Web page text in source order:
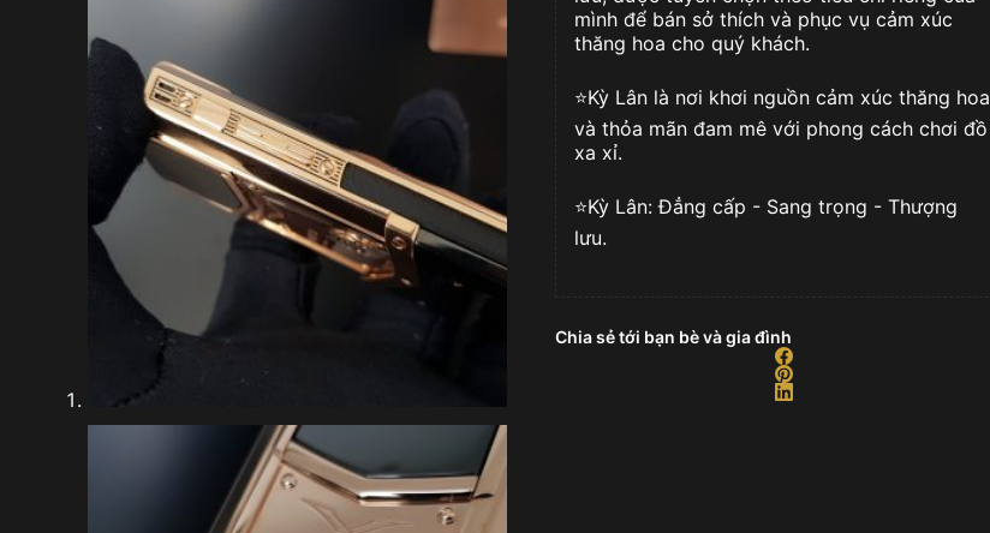
mình để bán sở thích và phục vụ cảm xúc
thăng hoa cho quý khách.
⭐️Kỳ Lân là nơi khơi nguồn cảm xúc thăng hoa
và thỏa mãn đam mê với phong cách chơi đồ
xa xỉ.
⭐️Kỳ Lân: Đẳng cấp - Sang trọng - Thượng
lưu.
Chia sẻ tới bạn bè và gia đình